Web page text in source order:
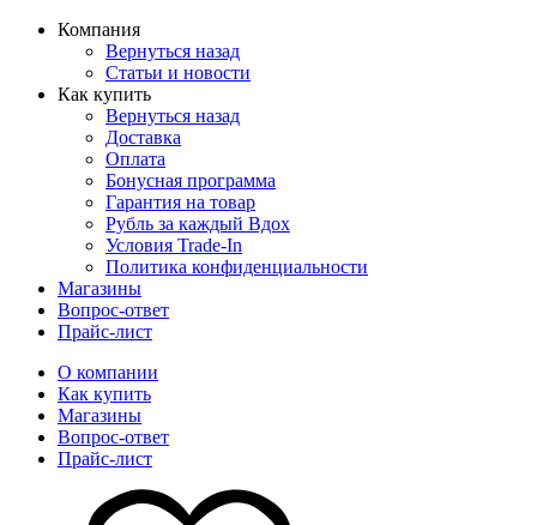
Компания
Вернуться назад
Статьи и новости
Как купить
Вернуться назад
Доставка
Оплата
Бонусная программа
Гарантия на товар
Рубль за каждый Вдох
Условия Trade-In
Политика конфиденциальности
Магазины
Вопрос-ответ
Прайс-лист
О компании
Как купить
Магазины
Вопрос-ответ
Прайс-лист